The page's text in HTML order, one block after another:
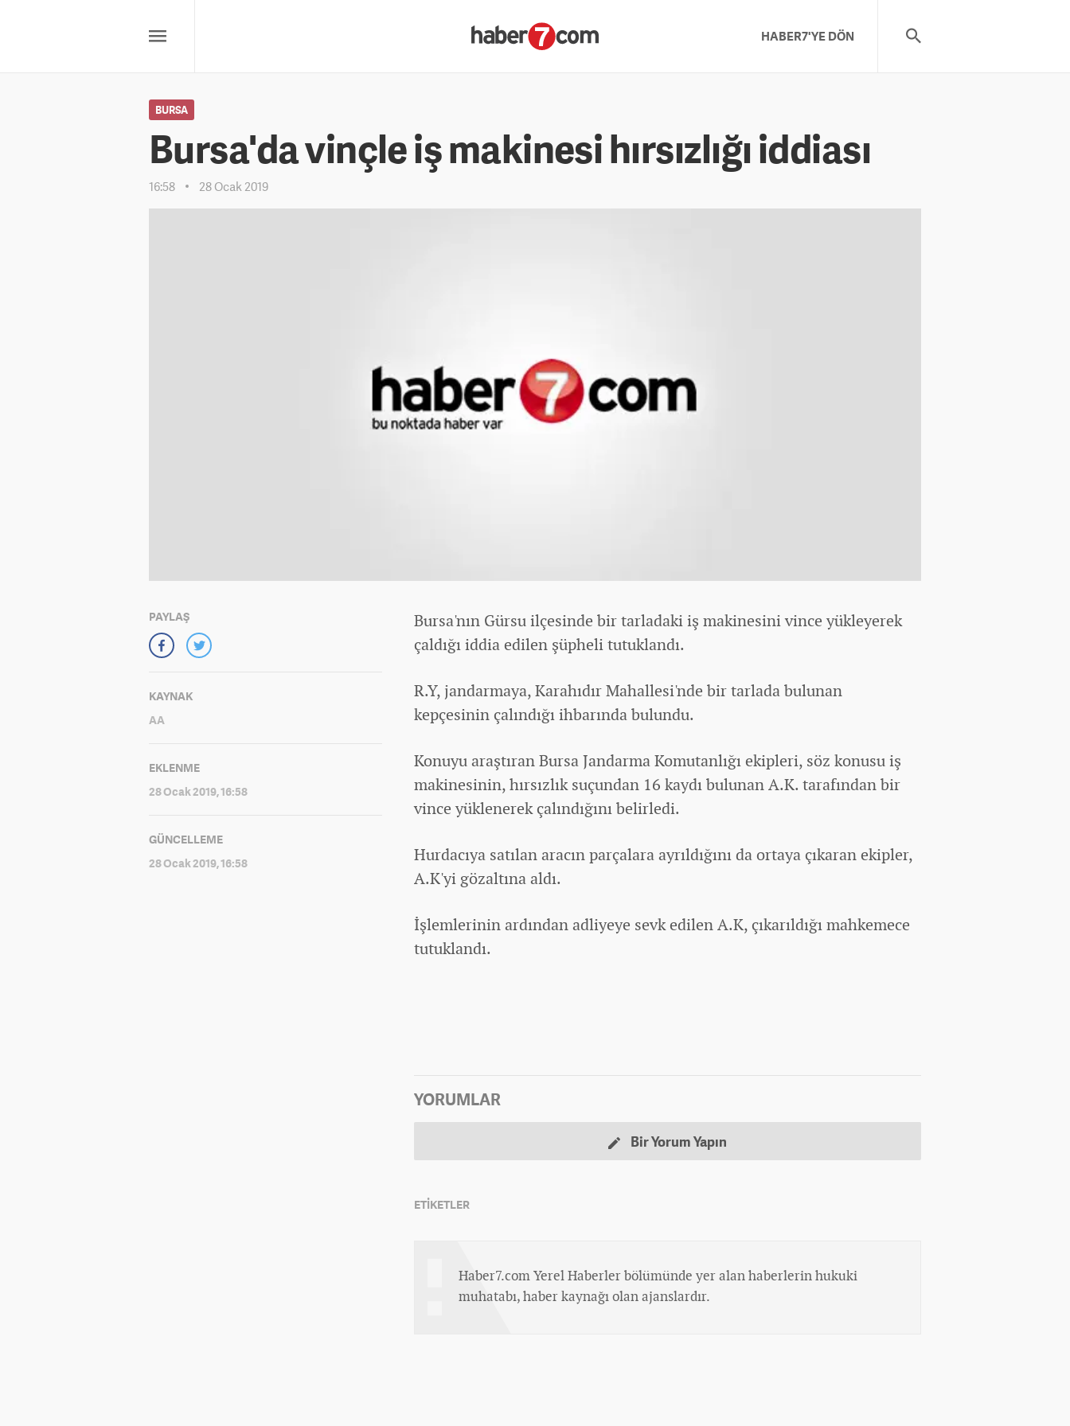
HABER7'YE DÖN
BURSA
Bursa'da vinçle iş makinesi hırsızlığı iddiası
16:58 28 Ocak 2019
PAYLAŞ
KAYNAK
AA
EKLENME
28 Ocak 2019, 16:58
GÜNCELLEME
28 Ocak 2019, 16:58
Bursa'nın Gürsu ilçesinde bir tarladaki iş makinesini vince yükleyerek
çaldığı iddia edilen şüpheli tutuklandı.
R.Y, jandarmaya, Karahıdır Mahallesi'nde bir tarlada bulunan
kepçesinin çalındığı ihbarında bulundu.
Konuyu araştıran Bursa Jandarma Komutanlığı ekipleri, söz konusu iş
makinesinin, hırsızlık suçundan 16 kaydı bulunan A.K. tarafından bir
vince yüklenerek çalındığını belirledi.
Hurdacıya satılan aracın parçalara ayrıldığını da ortaya çıkaran ekipler,
A.K'yi gözaltına aldı.
İşlemlerinin ardından adliyeye sevk edilen A.K, çıkarıldığı mahkemece
tutuklandı.
YORUMLAR
Bir Yorum Yapın
ETİKETLER
Haber7.com Yerel Haberler bölümünde yer alan haberlerin hukuki
muhatabı, haber kaynağı olan ajanslardır.